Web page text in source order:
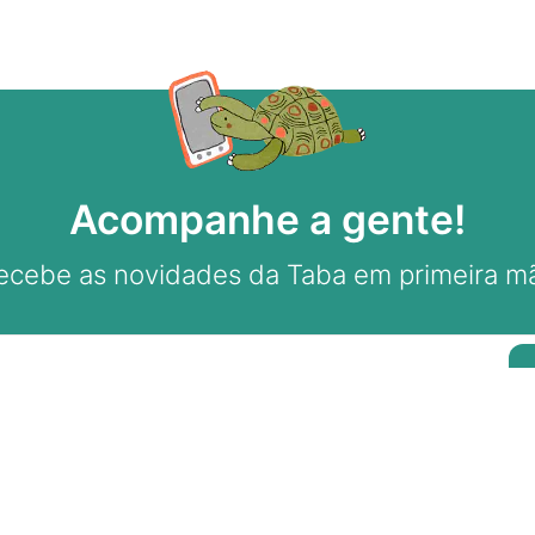
Acompanhe a gente!
as novidades da Taba em primeira